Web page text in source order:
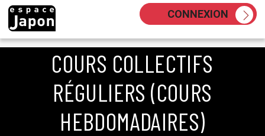
Skip
content
CONNEXION
COURS COLLECTIFS
RÉGULIERS (COURS
HEBDOMADAIRES)